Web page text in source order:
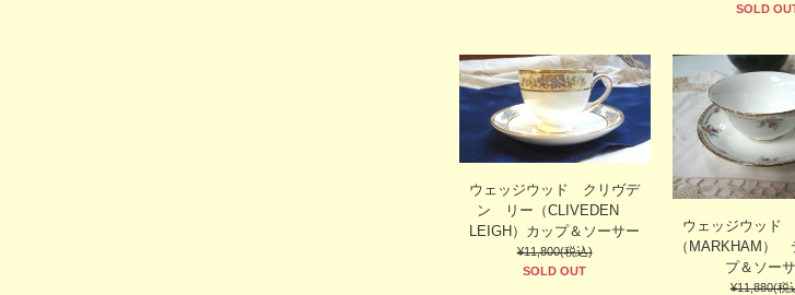
SOLD
ウェッジウッド クリヴデ
ン リー（CLIVEDEN
LEIGH）カップ＆ソーサー
¥11,800(税込)
SOLD OUT
ウェッジウッド
（MARKHAM）
プ＆ソー
¥11,880(税